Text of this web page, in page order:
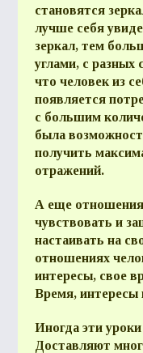
становятся
лучше себя
зеркал, тем
углами, с разных
что человек из
появляется
с большим
была
получить
отражений.
А еще отношения
чувствовать и
настаивать на
отношениях
интересы, свое
Время, интересы
Иногда эти
Доставляют